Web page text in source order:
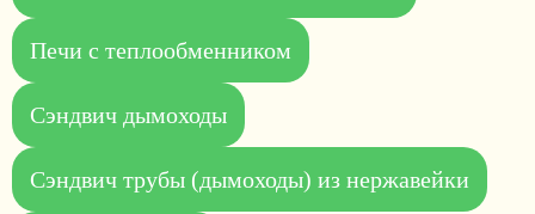
Печи с теплообменником
Сэндвич дымоходы
Сэндвич трубы (дымоходы) из нержавейки